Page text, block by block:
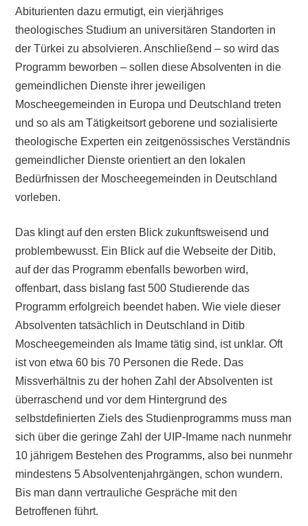
Abiturienten dazu ermutigt, ein vierjähriges
theologisches Studium an universitären Standorten in
der Türkei zu absolvieren. Anschließend – so wird das
Programm beworben – sollen diese Absolventen in die
gemeindlichen Dienste ihrer jeweiligen
Moscheegemeinden in Europa und Deutschland treten
und so als am Tätigkeitsort geborene und sozialisierte
theologische Experten ein zeitgenössisches Verständnis
gemeindlicher Dienste orientiert an den lokalen
Bedürfnissen der Moscheegemeinden in Deutschland
vorleben.
Das klingt auf den ersten Blick zukunftsweisend und
problembewusst. Ein Blick auf die Webseite der Ditib,
auf der das Programm ebenfalls beworben wird,
offenbart, dass bislang fast 500 Studierende das
Programm erfolgreich beendet haben. Wie viele dieser
Absolventen tatsächlich in Deutschland in Ditib
Moscheegemeinden als Imame tätig sind, ist unklar. Oft
ist von etwa 60 bis 70 Personen die Rede. Das
Missverhältnis zu der hohen Zahl der Absolventen ist
überraschend und vor dem Hintergrund des
selbstdefinierten Ziels des Studienprogramms muss man
sich über die geringe Zahl der UIP-Imame nach nunmehr
10 jährigem Bestehen des Programms, also bei nunmehr
mindestens 5 Absolventenjahrgängen, schon wundern.
Bis man dann vertrauliche Gespräche mit den
Betroffenen führt.